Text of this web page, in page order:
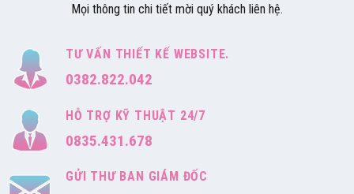
Mọi thông tin chi tiết mời quý khách liên hệ.
TƯ VẤN THIẾT KẾ WEBSITE.
0382.822.042
HỖ TRỢ KỸ THUẬT 24/7
0835.431.678
GỬI THƯ BAN GIÁM ĐỐC